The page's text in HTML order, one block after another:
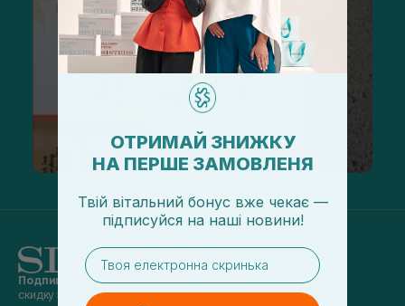
Подпишись на наши новостии получай
скидку 5% на первый заказ
ОТРИМАЙ ЗНИЖКУ
НА ПЕРШЕ ЗАМОВЛЕНЯ
Твій вітальний бонус вже чекає —
підписуйся на наші новини!
email